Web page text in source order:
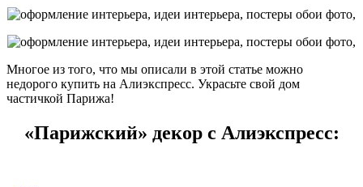
Многое из того, что мы описали в этой статье можно
недорого купить на Алиэкспресс. Украсьте свой дом
частичкой Парижа!
«Парижский» декор с Алиэкспресс: